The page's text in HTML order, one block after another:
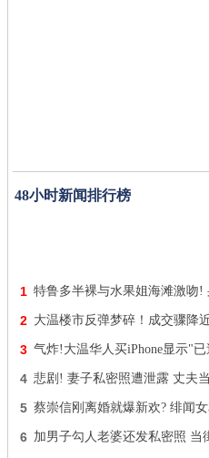
48小时新闻排行榜
1 特鲁多半裸与水果姐海滩激吻!
2 大温楼市反弹梦碎！成交骤降
3 气炸!大温华人买iPhone显示"
4 悲剧! 妻子私密照遭泄露 丈夫
5 蔡崇信刚离婚就爆新欢? 绯闻
6 加男子勾人老婆还发私密照 当